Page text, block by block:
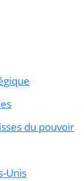
du pouvoir
Unis